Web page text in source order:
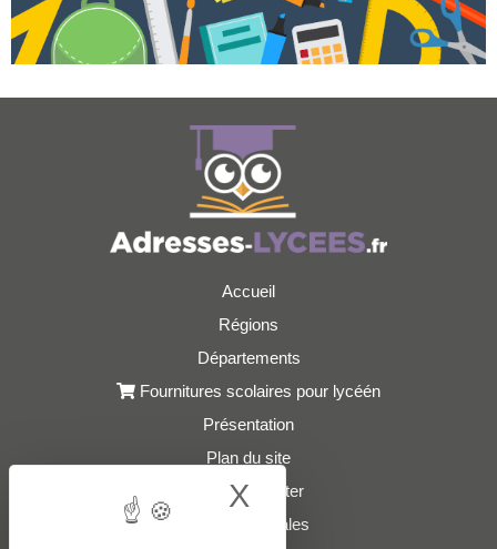
Accueil
Régions
Départements
Fournitures scolaires pour lycéén
Présentation
Plan du site
Nous contacter
Mentions légales
X Hide cookie